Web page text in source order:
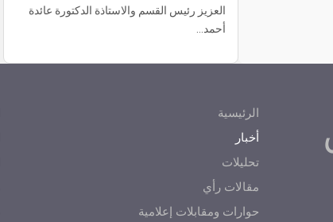
العزيز رئيس القسم والاستاذة الدكتورة عائدة
أحمد…
الرئيسية
أخبار
تحليلات
مقالات رأي
حوارات ومقابلات إعلامية